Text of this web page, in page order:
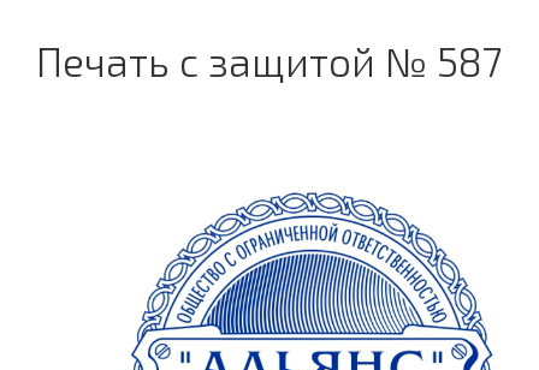
Печать с защитой № 587